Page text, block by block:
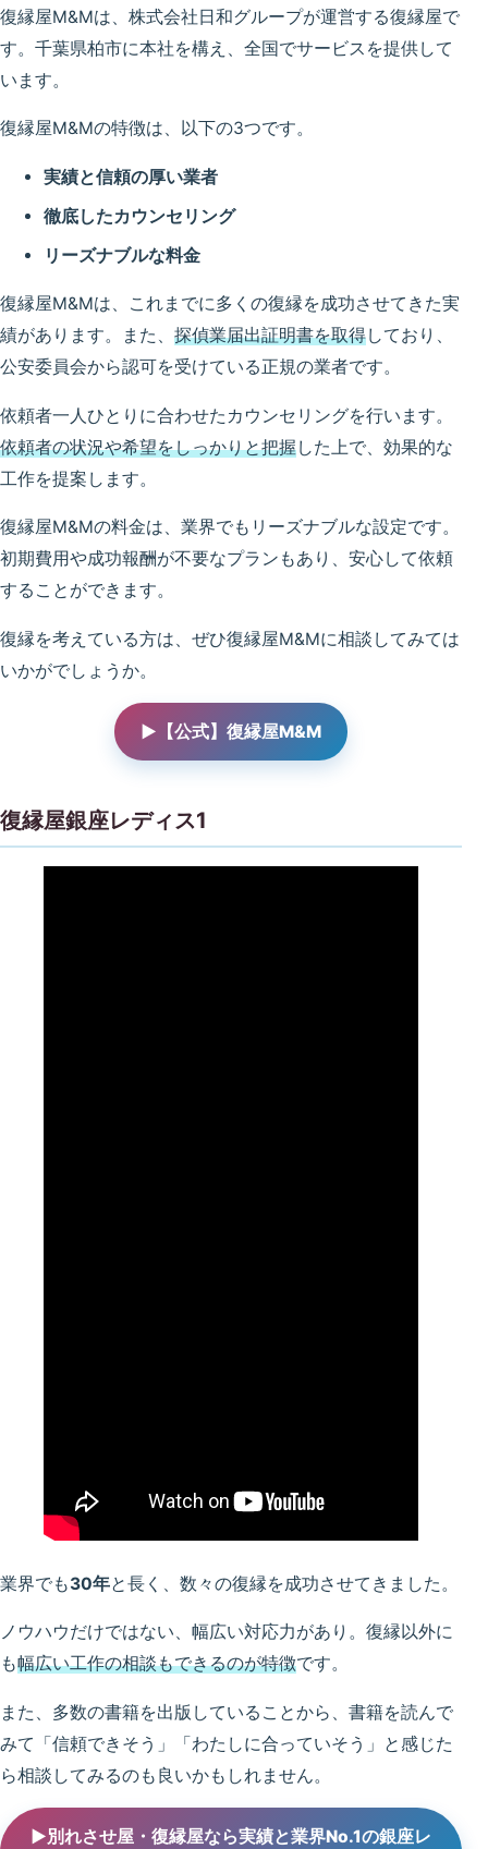
復縁屋M&Mは、株式会社日和グループが運営する復縁屋で
す。千葉県柏市に本社を構え、全国でサービスを提供して
います。
復縁屋M&Mの特徴は、以下の3つです。
実績と信頼の厚い業者
徹底したカウンセリング
リーズナブルな料金
復縁屋M&Mは、これまでに多くの復縁を成功させてきた実
績があります。また、 探偵業届出証明書を取得しており、
公安委員会から認可を受けている正規の業者です。
依頼者一人ひとりに合わせたカウンセリングを行います。
依頼者の状況や希望をしっかりと把握した上で、効果的な
工作を提案します。
復縁屋M&Mの料金は、業界でもリーズナブルな設定です。
初期費用や成功報酬が不要なプランもあり、安心して依頼
することができます。
復縁を考えている方は、ぜひ復縁屋M&Mに相談してみては
いかがでしょうか。
▶【公式】復縁屋M&M
復縁屋銀座レディス1
業界でも30年と長く、数々の復縁を成功させてきました。
ノウハウだけではない、幅広い対応力があり。復縁以外に
も幅広い工作の相談もできるのが特徴です。
また、多数の書籍を出版していることから、書籍を読んで
みて「信頼できそう」「わたしに合っていそう」と感じた
ら相談してみるのも良いかもしれません。
▶別れさせ屋・復縁屋なら実績と業界No.1の銀座レ